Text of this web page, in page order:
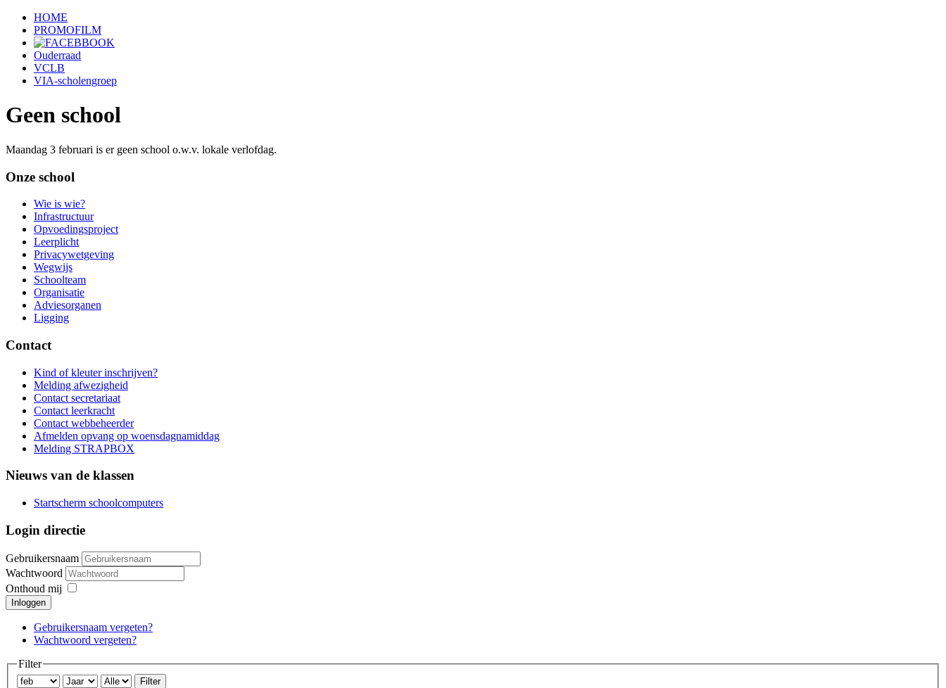
HOME
PROMOFILM
Ouderraad
VCLB
VIA-scholengroep
Geen school
Maandag 3 februari is er geen school o.w.v. lokale verlofdag.
Onze school
Wie is wie?
Infrastructuur
Opvoedingsproject
Leerplicht
Privacywetgeving
Wegwijs
Schoolteam
Organisatie
Adviesorganen
Ligging
Contact
Kind of kleuter inschrijven?
Melding afwezigheid
Contact secretariaat
Contact leerkracht
Contact webbeheerder
Afmelden opvang op woensdagnamiddag
Melding STRAPBOX
Nieuws van de klassen
Startscherm schoolcomputers
Login directie
Gebruikersnaam
Wachtwoord
Onthoud mij
Inloggen
Gebruikersnaam vergeten?
Wachtwoord vergeten?
Filter
Filter